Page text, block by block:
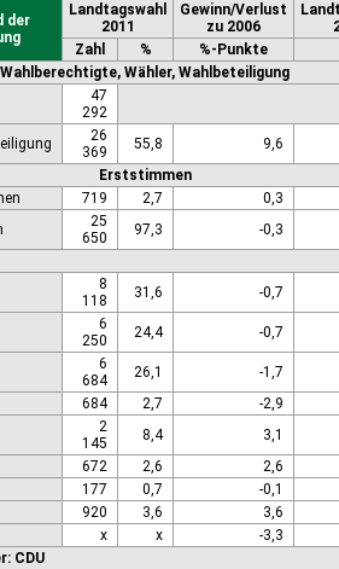
der
Landtagswahl
2011
Gewinn/Verlust
zu 2006
Zahl
%
%-Punkte
Wahlberechtigte, Wähler, Wahlbeteiligung
47
292
26
369
55,8
9,6
Erststimmen
719 2,7
0,3
25
650
97,3
-0,3
8
118
31,6 -0,7
6
250
24,4 -0,7
6
684
26,1
-1,7
684 2,7
-2,9
2
145
8,4
3,1
672 2,6
2,6
177 0,7
-0,1
920 3,6
3,6
x x
-3,3
CDU